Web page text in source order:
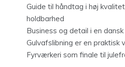
Guide til håndtag i høj
holdbarhed
Business og detail i en
Gulvafslibning er en praktisk
Fyrværkeri som finale til